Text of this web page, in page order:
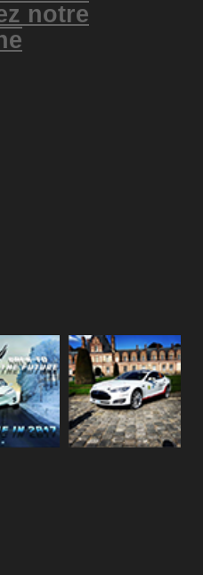
notre